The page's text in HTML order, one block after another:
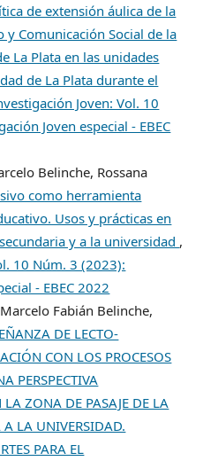
de extensión áulica de la
y Comunicación Social de la
La Plata en las unidades
de La Plata durante el
Joven: Vol. 10
Joven especial - EBEC
Belinche, Rossana
como herramienta
Usos y prácticas en
y a la universidad ,
10 Núm. 3 (2023):
- EBEC 2022
Fabián Belinche,
DE LECTO-
CON LOS PROCESOS
PERSPECTIVA
ZONA DE PASAJE DE LA
A LA UNIVERSIDAD.
PARA EL